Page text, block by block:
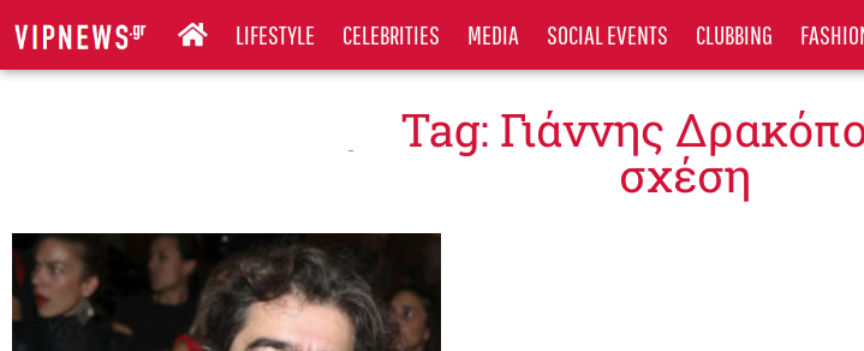
LIFESTYLE CELEBRITIES MEDIA SOCIAL EVENTS CLUBBING
Tag: Γιάννης
σχέση